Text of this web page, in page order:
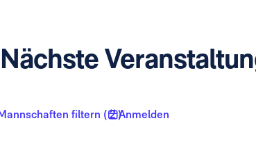
Nächste
filtern ( 2 )Anmelden